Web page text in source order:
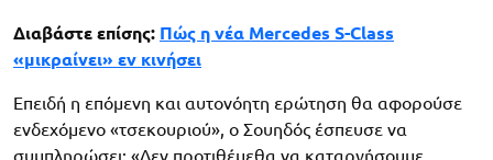
Διαβάστε επίσης: Πώς η νέα Mercedes S-Class
«μικραίνει» εν κινήσει
Επειδή η επόμενη και αυτονόητη ερώτηση θα αφορούσε
ενδεχόμενο «τσεκουριού», ο Σουηδός έσπευσε να
συμπληρώσει: «Δεν προτιθέμεθα να καταργήσουμε